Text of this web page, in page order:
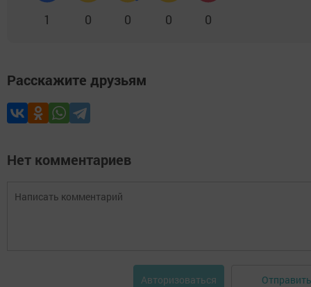
1 0 0 0 0
Расскажите друзьям
Нет комментариев
Авторизоваться Отправить